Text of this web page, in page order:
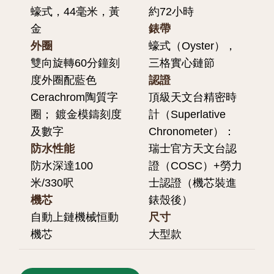
蠔式，44毫米，黃
金
外圈
雙向旋轉60分鐘刻
度外圈配藍色
Cerachrom陶質字
圈； 鍍金模鑄刻度
及數字
防水性能
防水深達100
米/330呎
機芯
自動上鏈機械恒動
機芯
約72小時
錶帶
蠔式（Oyster），
三格實心鏈節
認證
頂級天文台精密時
計（Superlative
Chronometer）：
瑞士官方天文台認
證（COSC）+勞力
士認證（機芯裝進
錶殼後）
尺寸
大型款